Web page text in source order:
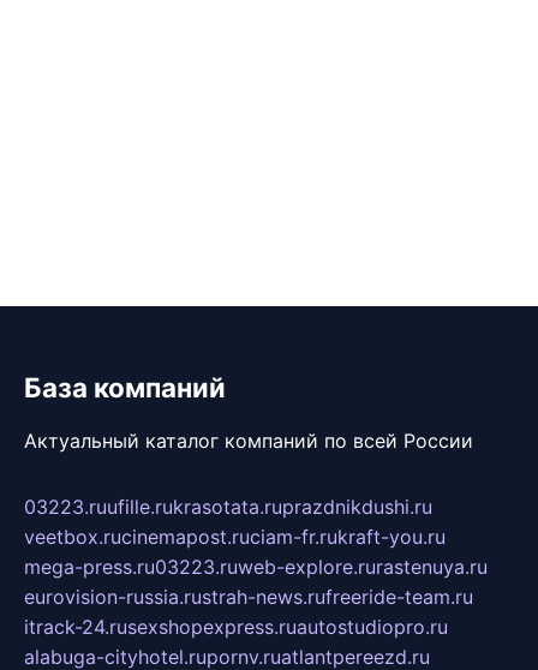
База компаний
Актуальный каталог компаний по всей России
03223.ruufille.rukrasotata.ruprazdnikdushi.ru
veetbox.rucinemapost.ruciam-fr.rukraft-you.ru
mega-press.ru03223.ruweb-explore.rurastenuya.ru
eurovision-russia.rustrah-news.rufreeride-team.ru
itrack-24.rusexshopexpress.ruautostudiopro.ru
alabuga-cityhotel.rupornv.ruatlantpereezd.ru